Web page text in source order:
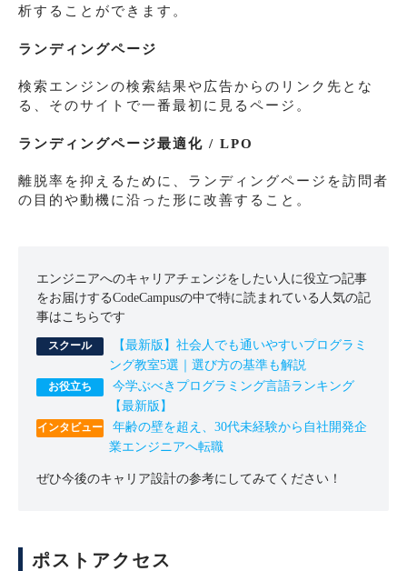
析することができます。
ランディングページ
検索エンジンの検索結果や広告からのリンク先とな
る、そのサイトで一番最初に見るページ。
ランディングページ最適化 / LPO
離脱率を抑えるために、ランディングページを訪問者
の目的や動機に沿った形に改善すること。
エンジニアへのキャリアチェンジをしたい人に役立つ記事
をお届けするCodeCampusの中で特に読まれている人気の記
事はこちらです
【最新版】社会人でも通いやすいプログラミ
ング教室5選｜選び方の基準も解説
今学ぶべきプログラミング言語ランキング
【最新版】
年齢の壁を超え、30代未経験から自社開発企
業エンジニアへ転職
ぜひ今後のキャリア設計の参考にしてみてください！
ポストアクセス